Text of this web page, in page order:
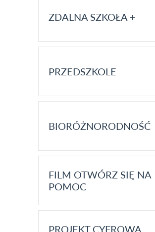
ZDALNA SZKOŁA +
PRZEDSZKOLE
BIORÓŻNORODNOŚĆ
FILM OTWÓRZ SIĘ NA
POMOC
PROJEKT CYFROWA